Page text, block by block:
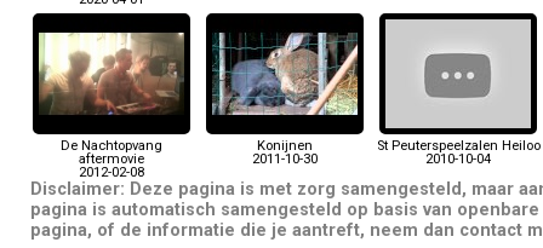
De Nachtopvang
aftermovie
2012-02-08
Konijnen
2011-10-30
St Peuterspeelzalen Heiloo
2010-10-04
Disclaimer: Deze pagina is met zorg samengesteld, maar
pagina is automatisch samengesteld op basis van
pagina, of de informatie die je aantreft, neem dan contact